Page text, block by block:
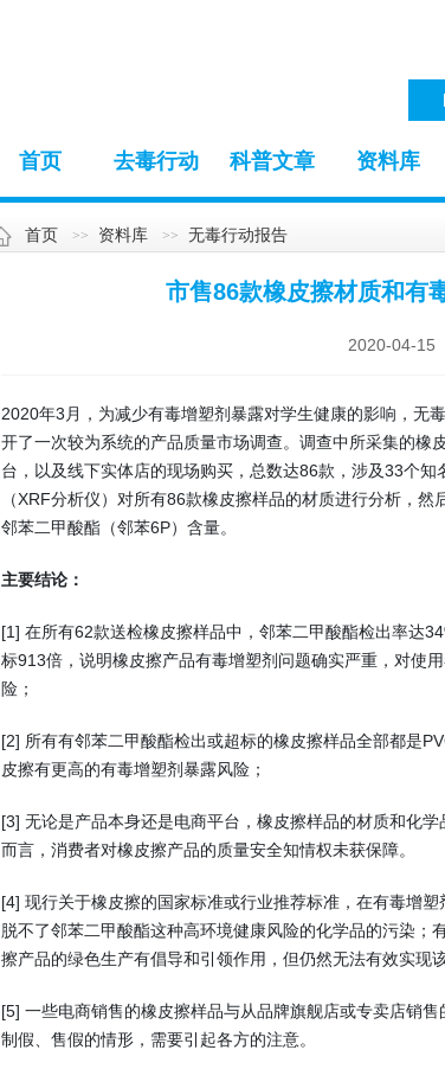
首页 去毒行动 科普文章 资料库
首页 资料库 无毒行动报告
市售86款橡皮擦材质和有
2020-04-15
2020年3月，为减少有毒增塑剂暴露对学生健康的影响，无
开了一次较为系统的产品质量市场调查。调查中所采集的橡
台，以及线下实体店的现场购买，总数达86款，涉及33个
（XRF分析仪）对所有86款橡皮擦样品的材质进行分析，
邻苯二甲酸酯（邻苯6P）含量。
主要结论：
[1] 在所有62款送检橡皮擦样品中，邻苯二甲酸酯检出率达
标913倍，说明橡皮擦产品有毒增塑剂问题确实严重，对使
险；
[2] 所有有邻苯二甲酸酯检出或超标的橡皮擦样品全部都是
皮擦有更高的有毒增塑剂暴露风险；
[3] 无论是产品本身还是电商平台，橡皮擦样品的材质和化
而言，消费者对橡皮擦产品的质量安全知情权未获保障。
[4] 现行关于橡皮擦的国家标准或行业推荐标准，在有毒增
脱不了邻苯二甲酸酯这种高环境健康风险的化学品的污染；
擦产品的绿色生产有倡导和引领作用，但仍然无法有效实现
[5] 一些电商销售的橡皮擦样品与从品牌旗舰店或专卖店销
制假、售假的情形，需要引起各方的注意。